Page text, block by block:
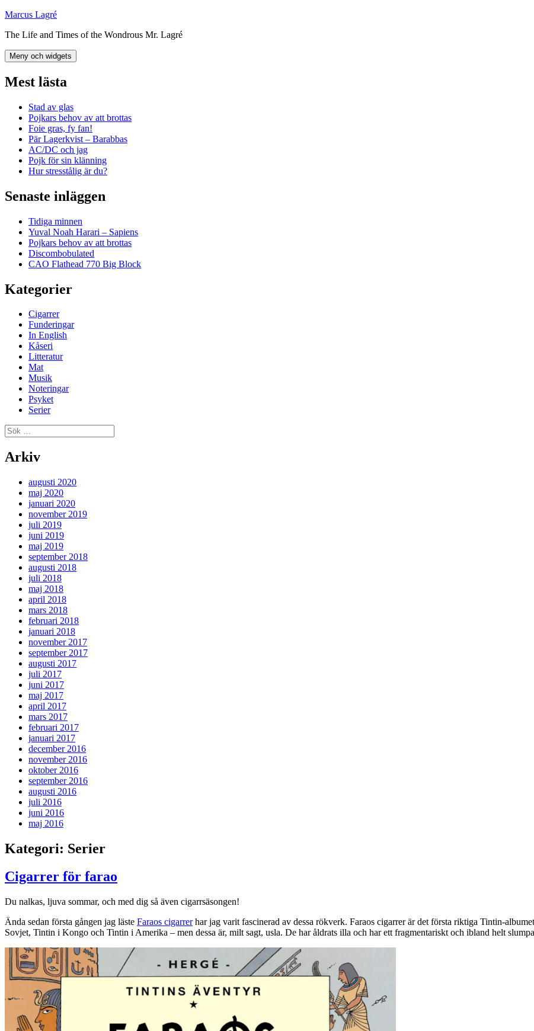
Hoppa
innehåll
Marcus Lagré
The Life and Times of the Wondrous Mr. Lagré
Meny och widgets
Mest lästa
Stad av glas
Pojkars behov av att brottas
Foie gras, fy fan!
Pär Lagerkvist – Barabbas
AC/DC och jag
Pojk för sin klänning
Hur stresstålig är du?
Senaste inläggen
Tidiga minnen
Yuval Noah Harari – Sapiens
Pojkars behov av att brottas
Discombobulated
CAO Flathead 770 Big Block
Kategorier
Cigarrer
Funderingar
In English
Kåseri
Litteratur
Mat
Musik
Noteringar
Psyket
Serier
Sök
efter:
Arkiv
augusti 2020
maj 2020
januari 2020
november 2019
juli 2019
juni 2019
maj 2019
september 2018
augusti 2018
juli 2018
maj 2018
april 2018
mars 2018
februari 2018
januari 2018
november 2017
september 2017
augusti 2017
juli 2017
juni 2017
maj 2017
april 2017
mars 2017
februari 2017
januari 2017
december 2016
november 2016
oktober 2016
september 2016
augusti 2016
juli 2016
juni 2016
maj 2016
Kategori: Serier
Cigarrer för farao
Du nalkas, ljuva sommar, och med dig så även cigarrsäsongen!
Ända sedan första gången jag läste Faraos cigarrerhar jag varit fascinerad av dessa rökverk. Faraos cigarrer är det första riktiga Tintin-
Sovjet, Tintin i Kongo och Tintin i Amerika – men dessa är, milt sagt, usla. De har åldrats illa och har ett fragmentariskt och ibland helt